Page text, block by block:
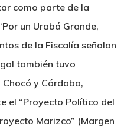
como parte de la
un Urabá Grande,
de la Fiscalía señalan
también tuvo
y Córdoba,
el “Proyecto Político del
Marizco” (Margen